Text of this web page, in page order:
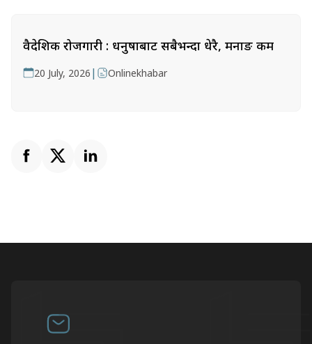
वैदेशिक रोजगारी : धनुषाबाट सबैभन्दा धेरै, मनाङ कम
20 July, 2026 | Onlinekhabar